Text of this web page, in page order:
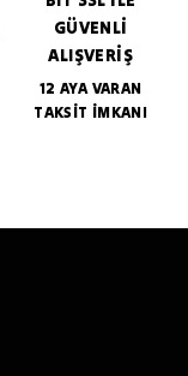
GÜVENLİ
ALIŞVERİŞ
12 AYA VARAN
TAKSİT İMKANI